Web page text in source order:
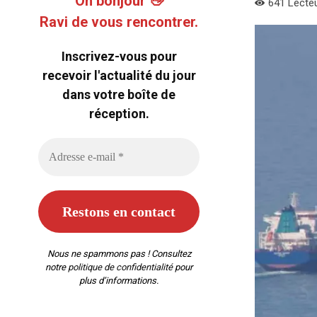
Ravi de vous rencontrer.
Inscrivez-vous pour
recevoir l'actualité du jour
dans votre boîte de
réception.
Nous ne spammons pas ! Consultez
notre politique de confidentialitépour
plus d’informations.
641